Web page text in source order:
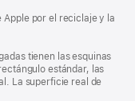
Apple por el reciclaje y la
tienen las esquinas
estándar, las
La superficie real de